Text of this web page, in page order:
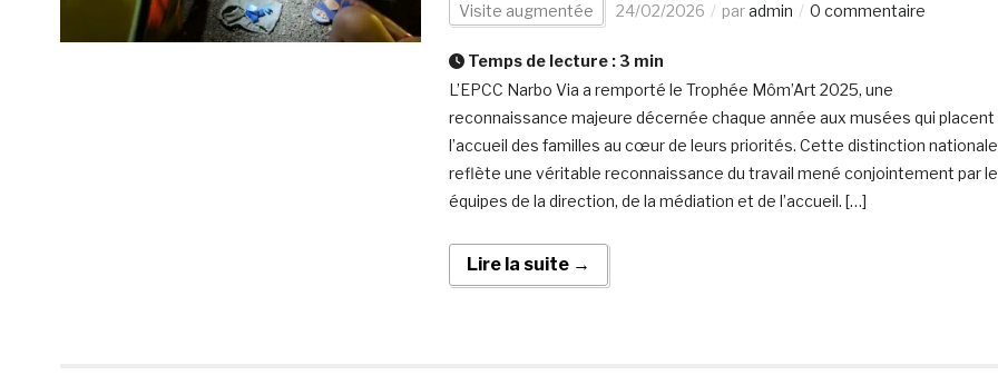
Visite augmentée 24/02/2026 paradmin 0 commentaire
Temps de lecture : 3 min
L’EPCC Narbo Via a remporté le Trophée Môm’Art 2025, une
reconnaissance majeure décernée chaque année aux musées qui placent
l’accueil des familles au cœur de leurs priorités. Cette distinction nationale
reflète une véritable reconnaissance du travail mené conjointement par
équipes de la direction, de la médiation et de l’accueil. […]
Lire la suite →